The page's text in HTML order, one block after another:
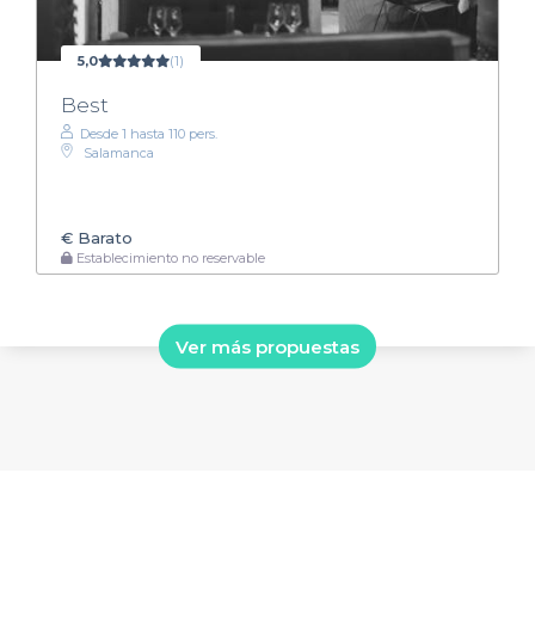
5,0 (1)
Best
Desde 1 hasta 110 pers.
Salamanca
€ Barato
Establecimiento no reservable
Ver más propuestas